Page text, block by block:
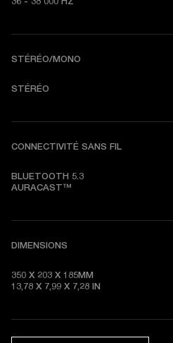
STÉRÉO/MONO
STÉRÉO
CONNECTIVITÉ SANS FIL
BLUETOOTH 5.3
AURACAST™
DIMENSIONS
350 X 203 X 185MM
13,78 X 7,99 X 7,28 IN